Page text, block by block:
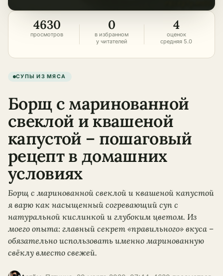
4630
просмотров
0
в избранном
у читателей
4
оценок
средняя 5.0
СУПЫ ИЗ МЯСА
Борщ с маринованной
свеклой и квашеной
капустой – пошаговый
рецепт в домашних
условиях
Борщ с маринованной свеклой и квашеной капустой
я варю как насыщенный согревающий суп с
натуральной кислинкой и глубоким цветом. Из
моего опыта: главный секрет «правильного» вкуса –
обязательно использовать именно маринованную
свёклу вместо свежей.